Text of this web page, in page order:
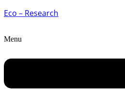
Eco – Research
Menu